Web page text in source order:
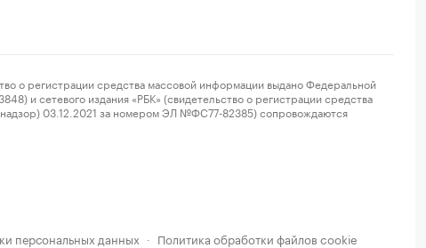
регистрации средства массовой информации выдано Федеральной
и сетевого издания «РБК» (свидетельство о регистрации средства
03.12.2021 за номером ЭЛ №ФС77-82385) сопровождаются
персональных данных · Политика обработки файлов cookie